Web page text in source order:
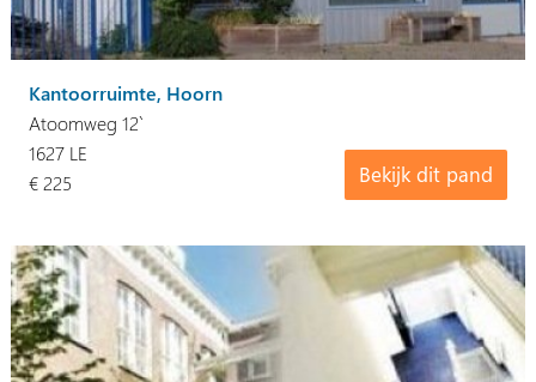
Kantoorruimte, Hoorn
Atoomweg 12`
Bekijk dit pand
1627 LE
€ 225